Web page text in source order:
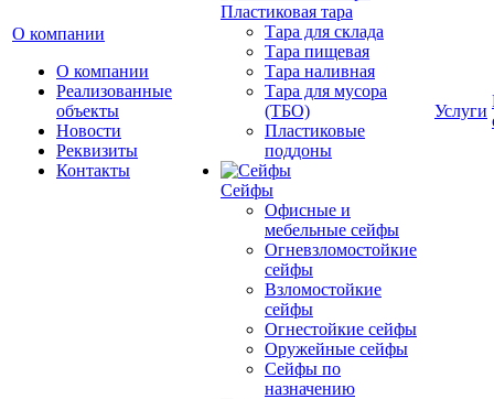
О компании
О компании
Реализованные
объекты
Новости
Реквизиты
Контакты
Пластиковая тара
Тара для склада
Тара пищевая
Тара наливная
Тара для мусора
(ТБО)
Пластиковые
поддоны
Сейфы
Офисные и
мебельные сейфы
Огневзломостойкие
сейфы
Взломостойкие
сейфы
Огнестойкие сейфы
Оружейные сейфы
Сейфы по
назначению
Услуги